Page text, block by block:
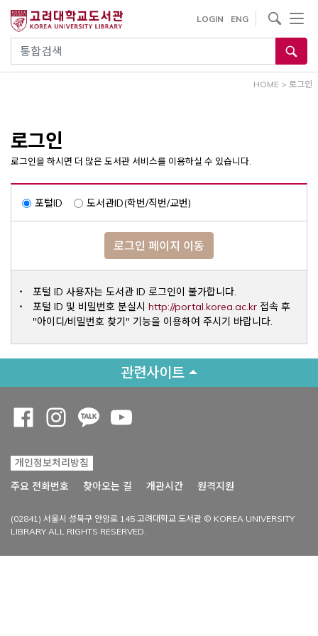
건
통합검색
LOGIN ENG
사이트내 검색
HOME > 로그인
로그인
로그인을 하시면 더 많은 도서관 서비스를 이용하실 수 있습니다.
포털ID 도서관ID(학번/직번/교번)
로그인 페이지 이동
포털 ID 사용자는 도서관 ID 로그인이 불가합니다.
포털 ID 및 비밀번호 분실시 http://portal.korea.ac.krOpens a
접속 후
"아이디/비밀번호 찾기" 기능을 이용하여 주시기 바랍니다.
관련사이트
개인정보처리방침
주요 전화번호
찾아오는 길 개관시간 원격지원
(02841) 서울시 성북구 안암로 145 고려대학교 도서관 © KOREA UNIVERSITY
LIBRARY ALL RIGHTS RESERVED.
Opens a new window
Opens a new window
Opens a new window